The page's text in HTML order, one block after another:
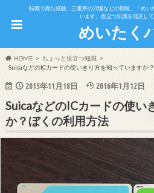
転職で得た経験、三重県の穴場などの情報、「めい
います。役立つ知識を発見して
めいたく
HOME
ちょっと役立つ知識
SuicaなどのICカードの使いきり方を知っていますか
2015年11月18日 2016年1月12日
SuicaなどのICカードの使い
か？ぼくの利用方法